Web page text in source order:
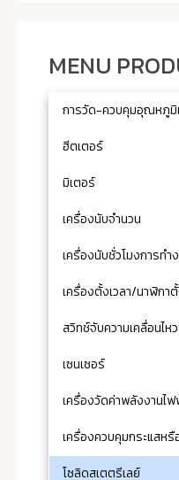
MENU
การวัด-ควบคุมอุณหภูมิ
ฮีตเตอร์
มิเตอร์
เครื่องนับจำนวน
เครื่องนับชั่วโมงการทำ
เครื่องตั้งเวลา/นาฬิกาตั้
สวิทช์จับความเคลื่อนไห
เซนเซอร์
เครื่องวัดค่าพลังงานไฟ
เครื่องควบคุมกระแสห
โซลิดสเตตรีเลย์